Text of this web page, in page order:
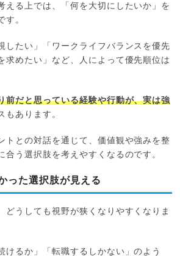
える上では、「何を大切にしたいか」を
す。
したい」「ワークライフバランスを優先
求めたい」など、人によって優先順位は
前だと思っている経験や行動が、実は強
もあります。
トとの対話を通じて、価値観や強みを整
合う選択肢を考えやすくなるのです。
った選択肢が見える
どうしても視野が狭くなりやすくなりま
けるか」「転職するしかない」のよう